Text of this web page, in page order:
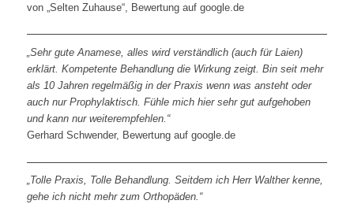
von „Selten Zuhause“, Bewertung auf google.de
„Sehr gute Anamese, alles wird verständlich (auch für Laien)
erklärt. Kompetente Behandlung die Wirkung zeigt. Bin seit mehr
als 10 Jahren regelmäßig in der Praxis wenn was ansteht oder
auch nur Prophylaktisch. Fühle mich hier sehr gut aufgehoben
und kann nur weiterempfehlen.“
Gerhard Schwender, Bewertung auf google.de
„Tolle Praxis, Tolle Behandlung. Seitdem ich Herr Walther kenne,
gehe ich nicht mehr zum Orthopäden.“